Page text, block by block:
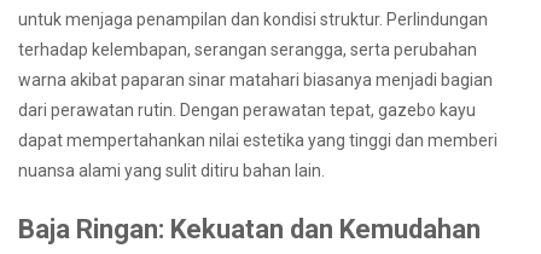
untuk menjaga penampilan dan kondisi struktur. Perlindungan
terhadap kelembapan, serangan serangga, serta perubahan
warna akibat paparan sinar matahari biasanya menjadi bagian
dari perawatan rutin. Dengan perawatan tepat, gazebo kayu
dapat mempertahankan nilai estetika yang tinggi dan memberi
nuansa alami yang sulit ditiru bahan lain.
Baja Ringan: Kekuatan dan Kemudahan